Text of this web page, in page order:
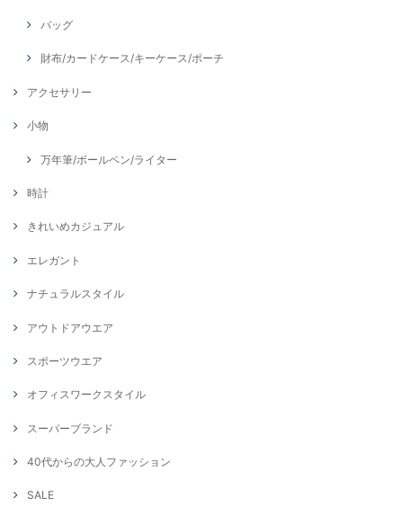
バッグ
財布/カードケース/キーケース/ポーチ
アクセサリー
小物
万年筆/ボールペン/ライター
時計
きれいめカジュアル
エレガント
ナチュラルスタイル
アウトドアウエア
スポーツウエア
オフィスワークスタイル
スーパーブランド
40代からの大人ファッション
SALE